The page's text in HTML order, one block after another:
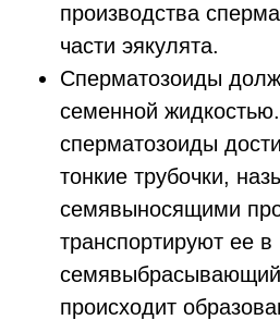
производства
части эякулята.
Сперматозоиды
семенной
сперматозоиды
тонкие трубочки,
семявыносящими
транспортируют ее в
семявыбрасывающий
происходит